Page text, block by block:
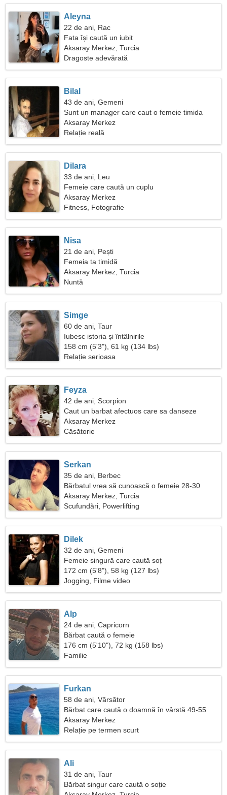
Aleyna
22 de ani, Rac
Fata își caută un iubit
Aksaray Merkez, Turcia
Dragoste adevărată
Bilal
43 de ani, Gemeni
Sunt un manager care caut o femeie timida
Aksaray Merkez
Relație reală
Dilara
33 de ani, Leu
Femeie care caută un cuplu
Aksaray Merkez
Fitness, Fotografie
Nisa
21 de ani, Pești
Femeia ta timidă
Aksaray Merkez, Turcia
Nuntă
Simge
60 de ani, Taur
Iubesc istoria și întâlnirile
158 cm (5'3"), 61 kg (134 lbs)
Relație serioasa
Feyza
42 de ani, Scorpion
Caut un barbat afectuos care sa danseze
Aksaray Merkez
Căsătorie
Serkan
35 de ani, Berbec
Bărbatul vrea să cunoască o femeie 28-30
Aksaray Merkez, Turcia
Scufundări, Powerlifting
Dilek
32 de ani, Gemeni
Femeie singură care caută soț
172 cm (5'8"), 58 kg (127 lbs)
Jogging, Filme video
Alp
24 de ani, Capricorn
Bărbat caută o femeie
176 cm (5'10"), 72 kg (158 lbs)
Familie
Furkan
58 de ani, Vărsător
Bărbat care caută o doamnă în vârstă 49-55
Aksaray Merkez
Relație pe termen scurt
Ali
31 de ani, Taur
Bărbat singur care caută o soție